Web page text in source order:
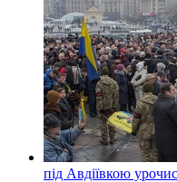
під Авдіївкою